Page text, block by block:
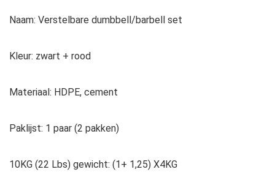
Naam: Verstelbare dumbbell/barbell set
Kleur: zwart + rood
Materiaal: HDPE, cement
Paklijst: 1 paar (2 pakken)
10KG (22 Lbs) gewicht: (1+ 1,25) X4KG